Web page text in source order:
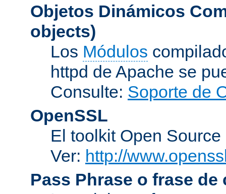
Objetos Dinámicos
objects)
Los Módulos
httpd de Apache se
Consulte: Soporte de
OpenSSL
El toolkit Open
Ver: http://
Pass Phrase o frase de